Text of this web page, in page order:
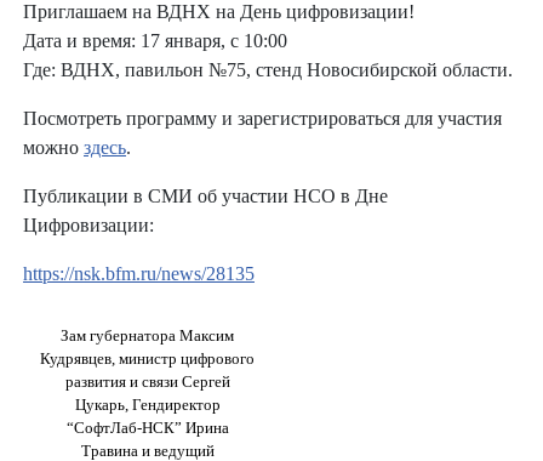
Приглашаем на ВДНХ на День цифровизации!
Дата и время: 17 января, с 10:00
Где: ВДНХ, павильон №75, стенд Новосибирской области.
Посмотреть программу и зарегистрироваться для участия
можно здесь.
Публикации в СМИ об участии НСО в Дне
Цифровизации:
https://nsk.bfm.ru/news/28135
Зам губернатора Максим
Кудрявцев, министр цифрового
развития и связи Сергей
Цукарь, Гендиректор
“СофтЛаб-НСК” Ирина
Травина и ведущий